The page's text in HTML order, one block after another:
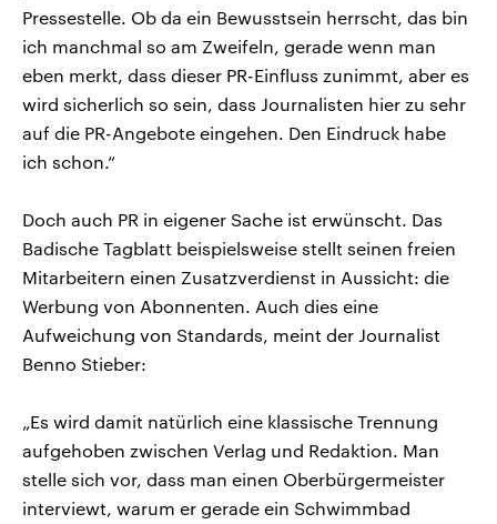
Pressestelle. Ob da ein Bewusstsein herrscht, das bin
ich manchmal so am Zweifeln, gerade wenn man
eben merkt, dass dieser PR-Einfluss zunimmt, aber es
wird sicherlich so sein, dass Journalisten hier zu sehr
auf die PR-Angebote eingehen. Den Eindruck habe
ich schon.“
Doch auch PR in eigener Sache ist erwünscht. Das
Badische Tagblatt beispielsweise stellt seinen freien
Mitarbeitern einen Zusatzverdienst in Aussicht: die
Werbung von Abonnenten. Auch dies eine
Aufweichung von Standards, meint der Journalist
Benno Stieber:
„Es wird damit natürlich eine klassische Trennung
aufgehoben zwischen Verlag und Redaktion. Man
stelle sich vor, dass man einen Oberbürgermeister
interviewt, warum er gerade ein Schwimmbad